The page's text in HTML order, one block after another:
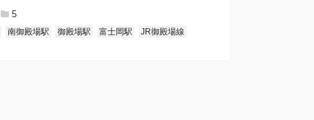
5
南御殿場駅 御殿場駅 富士岡駅
JR御殿場線